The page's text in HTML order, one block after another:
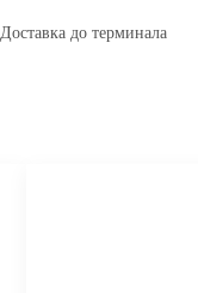
Доставка до терминала